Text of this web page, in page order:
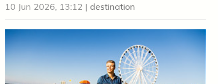
10 Jun 2026, 13:12 | destination